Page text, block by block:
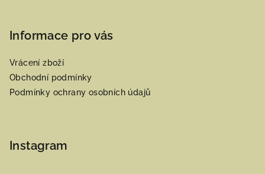
Informace pro vás
Vrácení zboží
Obchodní podmínky
Podmínky ochrany osobních údajů
Instagram